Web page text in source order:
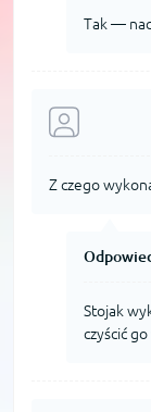
Tak —
Z czego
Stojak
czyścić